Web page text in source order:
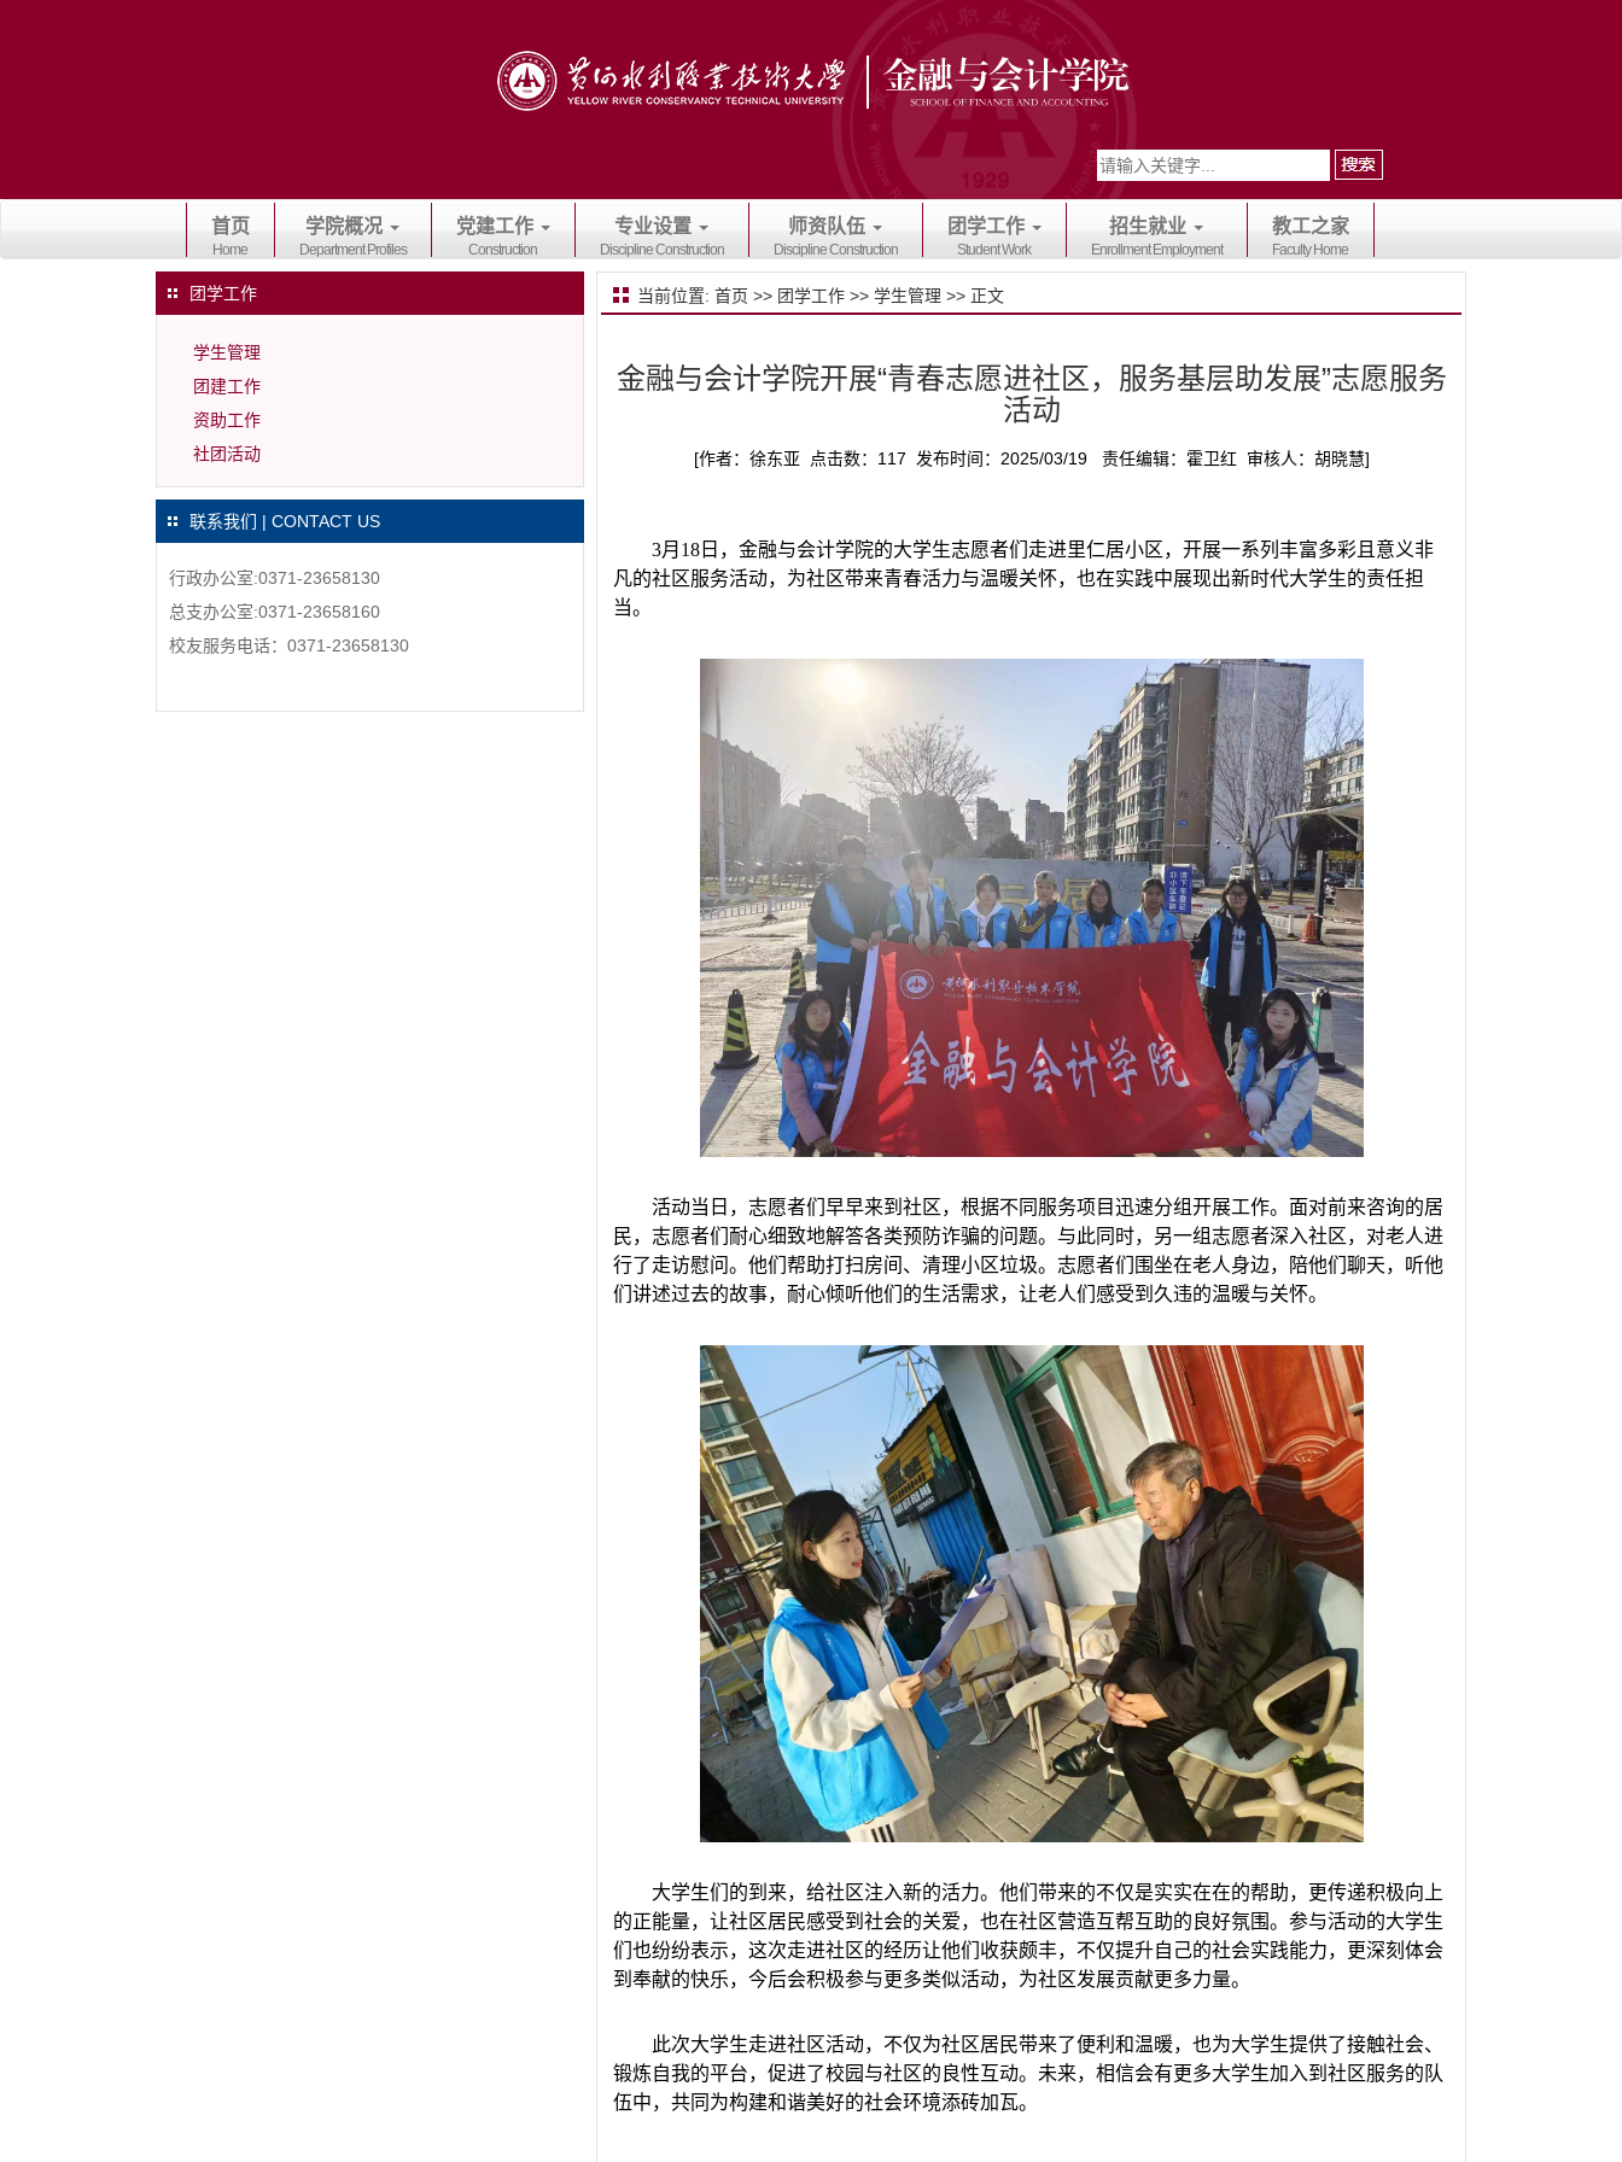
首页
Home
学院概况
Department Profiles
党建工作
Construction
专业设置
Discipline Construction
师资队伍
Discipline Construction
团学工作
Student Work
招生就业
Enrollment Employment
教工之家
Faculty Home
当前位置:首页 >> 团学工作 >>学生管理 >> 正文
金融与会计学院开展“青春志愿进社区，服务基层助发展”志愿服务
活动
[作者：徐东亚 点击数： 117 发布时间：2025/03/19 责任编辑：霍卫红 审核人：胡晓慧]
3月18日 ，金融与会计学院的大学生志愿者们走进里仁居小区，开展一系列丰富多彩且意义非
凡的社区服务活动，为社区带来青春活力与温暖关怀，也在实践中展现出新时代大学生的责任担
当。
活动当日，志愿者们早早来到社区，根据不同服务项目迅速分组开展工作。面对前来咨询的居
民，志愿者们耐心细致地解答各类预防诈骗的问题。 与此同时，另一组志愿者深入社区，对老人进
行了走访慰问。他们帮助打扫房间、清理小区垃圾。志愿者们围坐在老人身边，陪他们聊天，听他
们讲述过去的故事，耐心倾听他们的生活需求，让老人们感受到久违的温暖与关怀。
大学生们的到来，给社区注入新的活力。他们带来的不仅是实实在在的帮助，更传递积极向上
的正能量，让社区居民感受到社会的关爱，也在社区营造互帮互助的良好氛围。参与活动的大学生
们也纷纷表示，这次走进社区的经历让他们收获颇丰，不仅提升自己的社会实践能力，更深刻体会
到奉献的快乐，今后会积极参与更多类似活动，为社区发展贡献更多力量。
此次大学生走进社区活动，不仅为社区居民带来了便利和温暖，也为大学生提供了接触社会、
锻炼自我的平台，促进了校园与社区的良性互动。未来，相信会有更多大学生加入到社区服务的队
伍中，共同为构建和谐美好的社会环境添砖加瓦。
团学工作
学生管理
团建工作
资助工作
社团活动
联系我们 | CONTACT US
行政办公室:0371-23658130
总支办公室:0371-23658160
校友服务电话：0371-23658130